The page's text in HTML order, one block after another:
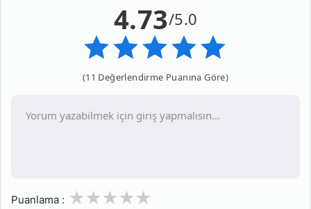
4.73/5.0
(11 Değerlendirme Puanına Göre)
Puanlama : 3
2
1